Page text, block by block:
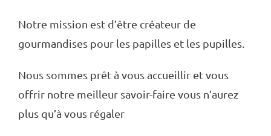
Notre mission est d’être créateur de
gourmandises pour les papilles et les pupilles.
Nous sommes prêt à vous accueillir et vous
offrir notre meilleur savoir-faire vous n’aurez
plus qu’à vous régaler